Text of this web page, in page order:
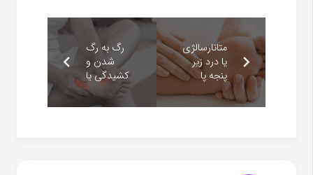
رگ به رگ
شدن و
کشیدگی یا
متاتارسالژی
یا درد زیر
پنجه پا